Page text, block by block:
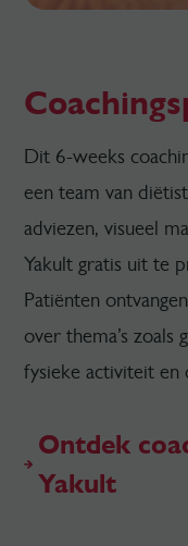
Dit 6-weeks
een team van
adviezen, visueel
Yakult gratis uit te
Patiënten
over thema’s zoals
fysieke activiteit en
Ontdek
Yakult